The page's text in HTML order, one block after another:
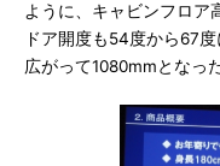
ように、キャビンフロア
ドア開度も54度から67
広がって1080mmとなった